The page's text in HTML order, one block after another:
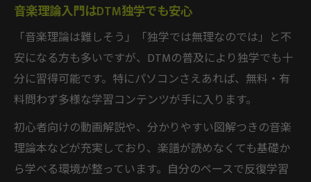
DTM作曲に音楽理論は本当に必要か検証
作曲で音楽理論不要説に対する実体験
DTMと音楽理論両立で表現力はどう変わる
音楽理論知らないアーティストに学ぶ姿勢
DTMと音楽理論の壁を越える習慣づくり
DTMと音楽理論の壁を超える毎日の工夫
音楽理論入門はDTM独学でも安心
「音楽理論は難しそう」「独学では無理なのでは」と不
安になる方も多いですが、DTMの普及により独学でも十
分に習得可能です。特にパソコンさえあれば、無料・有
料問わず多様な学習コンテンツが手に入ります。
初心者向けの動画解説や、分かりやすい図解つきの音楽
理論本などが充実しており、楽譜が読めなくても基礎か
ら学べる環境が整っています。自分のペースで反復学習